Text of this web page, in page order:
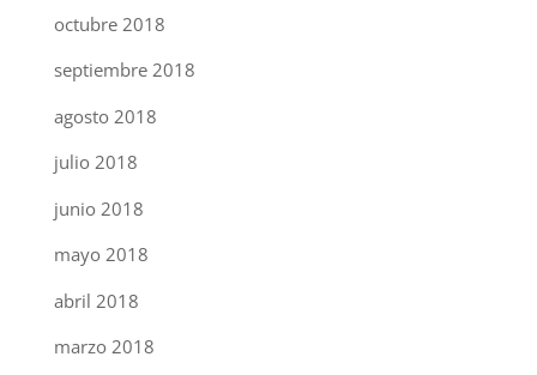
octubre 2018
septiembre 2018
agosto 2018
julio 2018
junio 2018
mayo 2018
abril 2018
marzo 2018